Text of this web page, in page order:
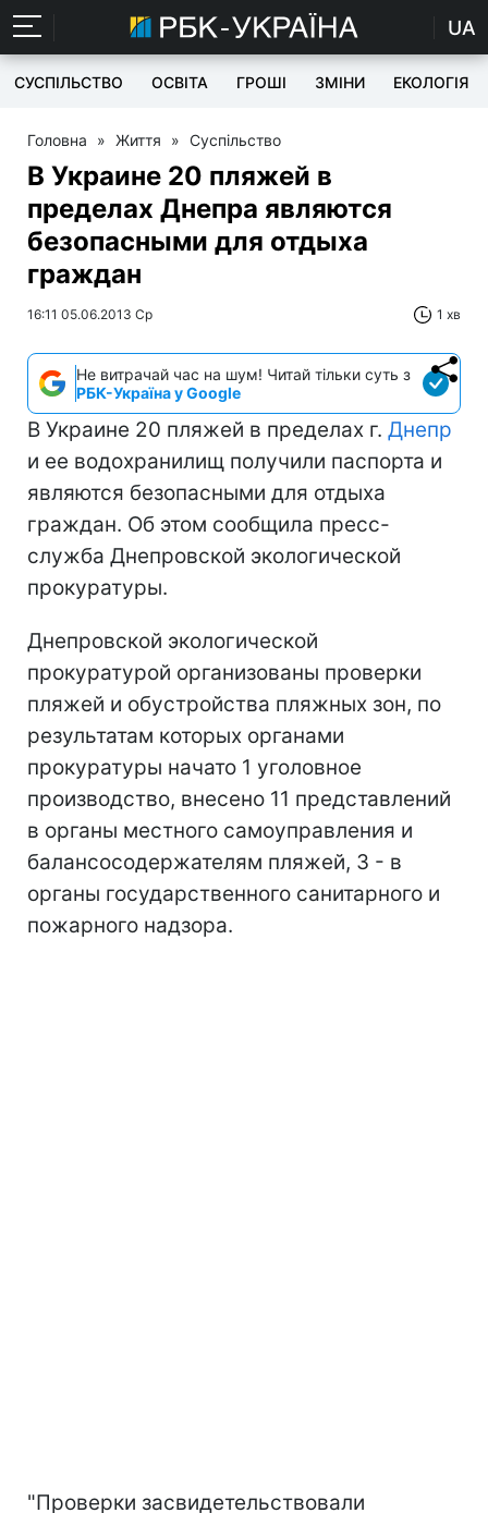
UA
СУСПІЛЬСТВО ОСВІТА ГРОШІ ЗМІНИ ЕКОЛОГІЯ
Головна » Життя » Суспільство
В Украине 20 пляжей в
пределах Днепра являются
безопасными для отдыха
граждан
16:11 05.06.2013 Ср 1 хв
Не витрачай час на шум! Читай тільки суть з
РБК-Україна у Google
В Украине 20 пляжей в пределах г. Днепр
и ее водохранилищ получили паспорта и
являются безопасными для отдыха
граждан. Об этом сообщила пресс-
служба Днепровской экологической
прокуратуры.
Днепровской экологической
прокуратурой организованы проверки
пляжей и обустройства пляжных зон, по
результатам которых органами
прокуратуры начато 1 уголовное
производство, внесено 11 представлений
в органы местного самоуправления и
балансосодержателям пляжей, 3 - в
органы государственного санитарного и
пожарного надзора.
"Проверки засвидетельствовали